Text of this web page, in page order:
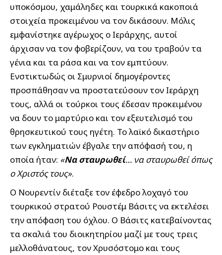
υποκόσμου, χαμάληδες και τουρκικά κακοποιά
στοιχεία προκειμένου να τον δικάσουν. Μόλις
εμφανίστηκε αγέρωχος ο Ιεράρχης, αυτοί
άρχισαν να τον φοβερίζουν, να του τραβούν τα
γένια και τα ράσα και να τον εμπτύουν.
Ενστικτωδώς οι Σμυρνιοί δημογέροντες
προσπάθησαν να προστατεύσουν τον Ιεράρχη
τους, αλλά οι τούρκοι τους έδεσαν προκειμένου
να δουν το μαρτύριο και τον εξευτελισμό του
θρησκευτικού τους ηγέτη. Το λαϊκό δικαστήριο
των εγκληματιών έβγαλε την απόφασή του, η
οποία ήταν: «Να σταυρωθεί… να σταυρωθεί όπως
ο Χριστός τους».
Ο Νουρεντίν διέταξε τον έφεδρο λοχαγό του
τουρκικού στρατού Ρουστέμ Βάσιτς να εκτελέσει
την απόφαση του όχλου. Ο Βάσιτς κατεβαίνοντας
τα σκαλιά του διοικητηρίου μαζί με τους τρεις
μελλοθάνατους, τον Χρυσόστομο και τους